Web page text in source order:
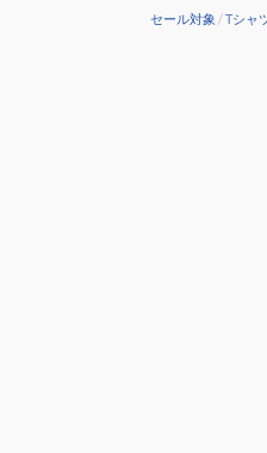
セール対象 /Tシャ